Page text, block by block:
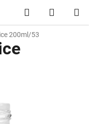
Hledat
KOŠÍK
200ml/53